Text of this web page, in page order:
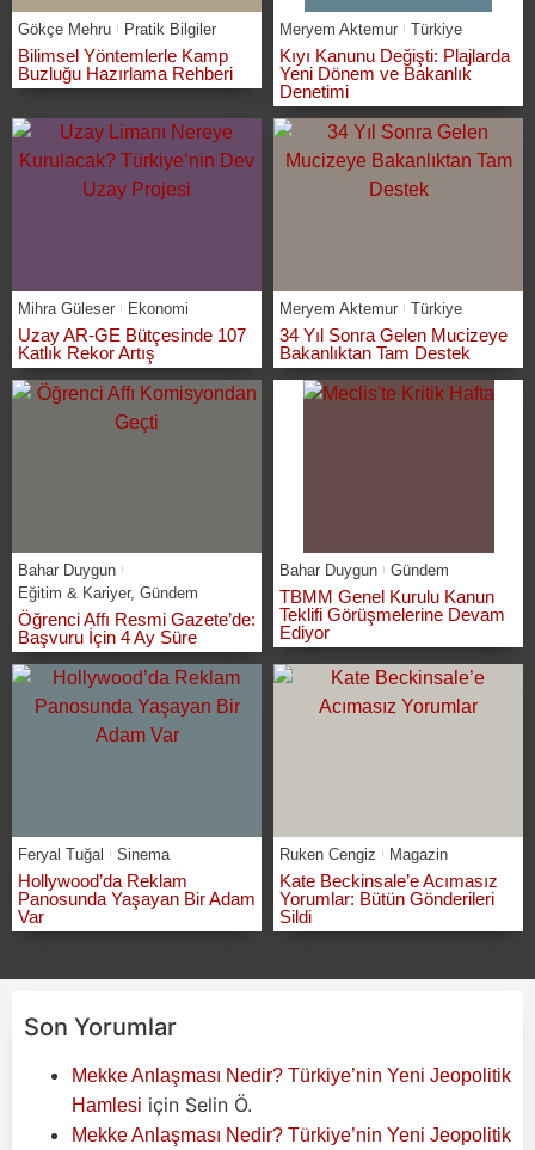
Gökçe Mehru Pratik Bilgiler
Bilimsel Yöntemlerle Kamp
Buzluğu Hazırlama Rehberi
Meryem Aktemur Türkiye
Kıyı Kanunu Değişti: Plajlarda
Yeni Dönem ve Bakanlık
Denetimi
Mihra Güleser Ekonomi
Uzay AR-GE Bütçesinde 107
Katlık Rekor Artış
Meryem Aktemur Türkiye
34 Yıl Sonra Gelen Mucizeye
Bakanlıktan Tam Destek
Bahar Duygun
Eğitim & Kariyer, Gündem
Öğrenci Affı Resmi Gazete’de:
Başvuru İçin 4 Ay Süre
Bahar Duygun Gündem
TBMM Genel Kurulu Kanun
Teklifi Görüşmelerine Devam
Ediyor
Feryal Tuğal Sinema
Hollywood’da Reklam
Panosunda Yaşayan Bir Adam
Var
Ruken Cengiz Magazin
Kate Beckinsale’e Acımasız
Yorumlar: Bütün Gönderileri
Sildi
Son Yorumlar
Mekke Anlaşması Nedir? Türkiye’nin Yeni Jeopolitik
Hamlesi için Selin Ö.
Mekke Anlaşması Nedir? Türkiye’nin Yeni Jeopolitik